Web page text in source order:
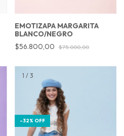
EMOTIZAPA MARGARITA
BLANCO/NEGRO
$56.800,00
$75.000,00
1 / 3
-32% OFF